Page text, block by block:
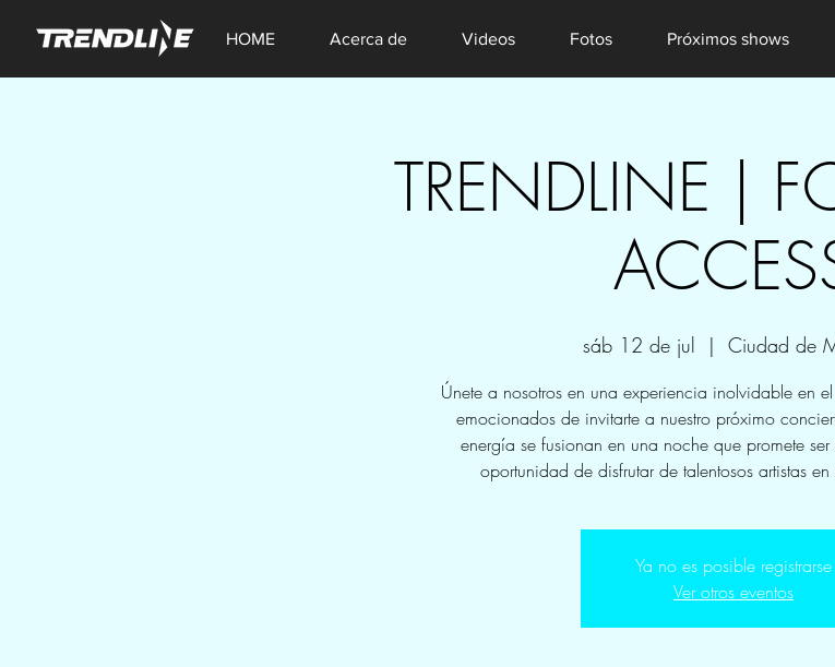
HOME Acerca de Videos Fotos Próximos shows
TRENDLINE |
sáb 12 de jul
  |
Ciudad de
Únete a nosotros en una experiencia inolvidable en el
emocionados de invitarte a nuestro próximo
energía se fusionan en una noche que promete
oportunidad de disfrutar de talentosos artistas
Ya no es posible registrarse
Ver otros eventos